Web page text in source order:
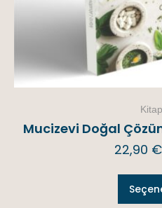
Mucizevi Doğal
22,90 €